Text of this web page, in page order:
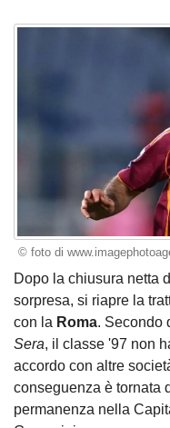
© foto di
Dopo la chiusura netta
sorpresa, si riapre la
con la Roma. Secondo
Sera, il classe '97 non
accordo con altre
conseguenza è tornata
permanenza nella